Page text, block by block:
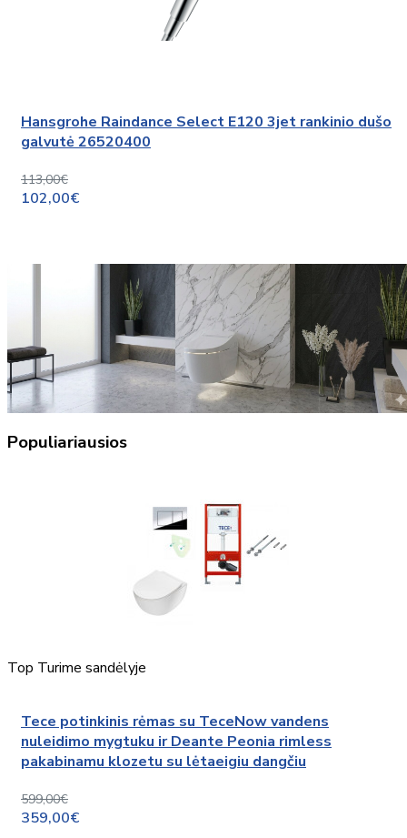
Hansgrohe Raindance Select E120 3jet rankinio dušo
galvutė 26520400
113,00€
102,00€
Populiariausios
Top Turime sandėlyje
Tece potinkinis rėmas su TeceNow vandens
nuleidimo mygtuku ir Deante Peonia rimless
pakabinamu klozetu su lėtaeigiu dangčiu
599,00€
359,00€